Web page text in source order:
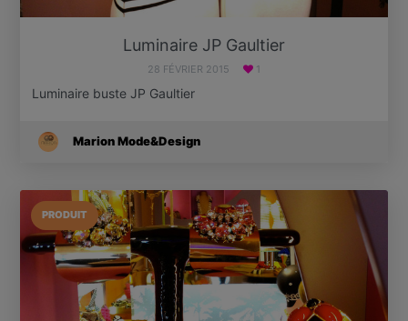
Luminaire JP Gaultier
28 FÉVRIER 2015 1
Luminaire buste JP Gaultier
Marion Mode&Design
PRODUIT